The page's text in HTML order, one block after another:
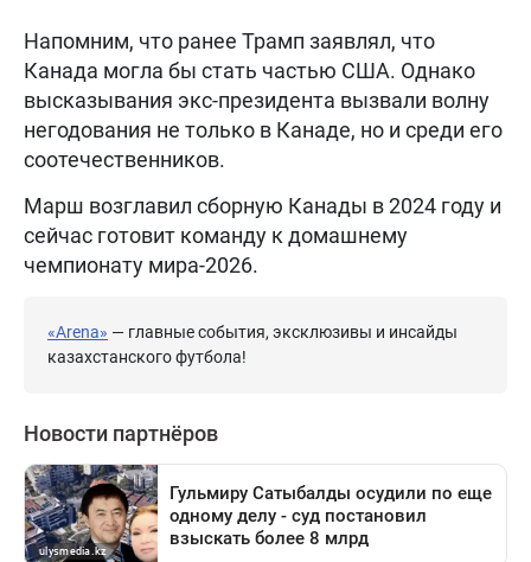
Напомним, что ранее Трамп заявлял, что
Канада могла бы стать частью США. Однако
высказывания экс-президента вызвали волну
негодования не только в Канаде, но и среди его
соотечественников.
Марш возглавил сборную Канады в 2024 году и
сейчас готовит команду к домашнему
чемпионату мира-2026.
«Arena» — главные события, эксклюзивы и инсайды
казахстанского футбола!